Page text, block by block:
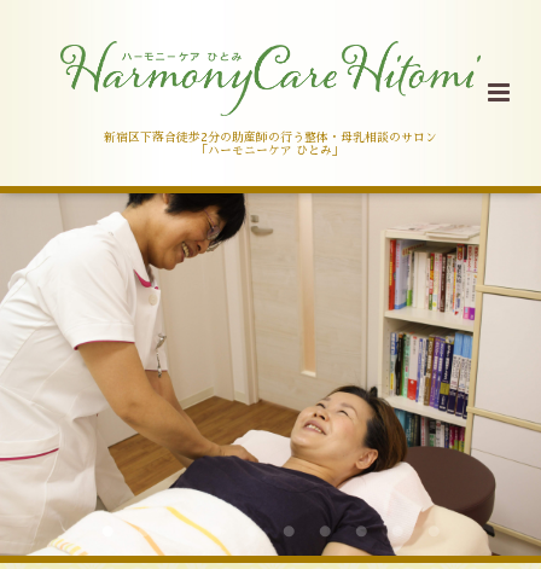
新宿区下落合徒歩2分の助産師の行う整体・母乳相談のサロン
「ハーモニーケア ひとみ」